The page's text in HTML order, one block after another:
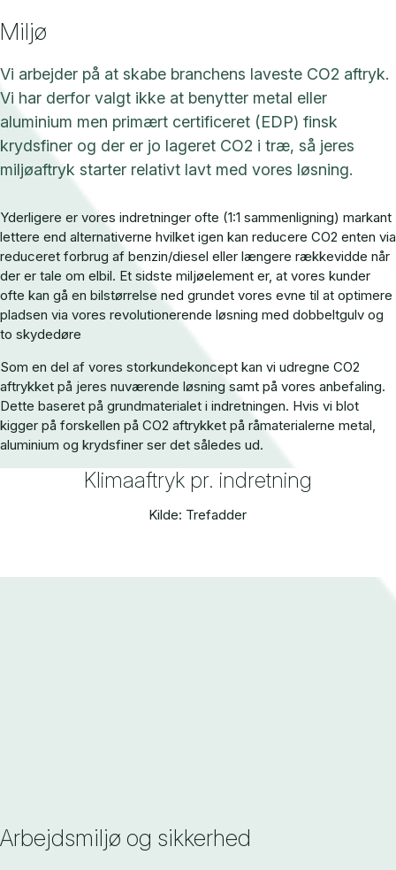
Miljø
Vi arbejder på at skabe branchens laveste CO2 aftryk.
Vi har derfor valgt ikke at benytter metal eller
aluminium men primært certificeret (EDP) finsk
krydsfiner og der er jo lageret CO2 i træ, så jeres
miljøaftryk starter relativt lavt med vores løsning.
Yderligere er vores indretninger ofte (1:1 sammenligning) markant
lettere end alternativerne hvilket igen kan reducere CO2 enten via
reduceret forbrug af benzin/diesel eller længere rækkevidde når
der er tale om elbil. Et sidste miljøelement er, at vores kunder
ofte kan gå en bilstørrelse ned grundet vores evne til at optimere
pladsen via vores revolutionerende løsning med dobbeltgulv og
to skydedøre
Som en del af vores storkundekoncept kan vi udregne CO2
aftrykket på jeres nuværende løsning samt på vores anbefaling.
Dette baseret på grundmaterialet i indretningen. Hvis vi blot
kigger på forskellen på CO2 aftrykket på råmaterialerne metal,
aluminium og krydsfiner ser det således ud.
Klimaaftryk pr. indretning
Kilde: Trefadder
Arbejdsmiljø og sikkerhed